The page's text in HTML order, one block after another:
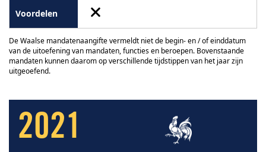
De Waalse mandatenaangifte vermeldt niet de begin- en / of einddatum
van de uitoefening van mandaten, functies en beroepen. Bovenstaande
mandaten kunnen daarom op verschillende tijdstippen van het jaar zijn
uitgeoefend.
2021